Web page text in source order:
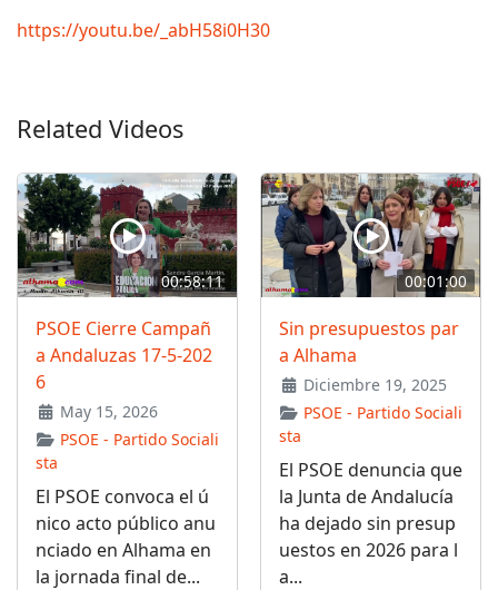
https://youtu.be/_abH58i0H30
Related Videos
00:58:11
PSOE Cierre Campañ
a Andaluzas 17-5-202
6
May 15, 2026
PSOE - Partido Sociali
sta
El PSOE convoca el ú
nico acto público anu
nciado en Alhama en
la jornada final de...
00:01:00
Sin presupuestos par
a Alhama
Diciembre 19, 2025
PSOE - Partido Sociali
sta
El PSOE denuncia que
la Junta de Andalucía
ha dejado sin presup
uestos en 2026 para l
a...